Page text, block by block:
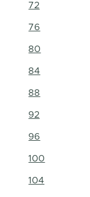
72
76
80
84
88
92
96
100
104